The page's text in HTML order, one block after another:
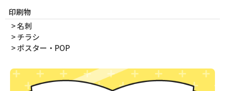
印刷物
> 名刺
> チラシ
> ポスター・POP